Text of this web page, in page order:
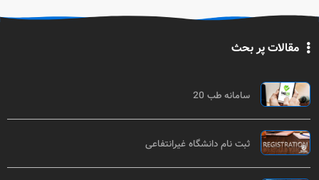
مقالات پر بحث
سامانه طب 20
ثبت نام دانشگاه غیرانتفاعی